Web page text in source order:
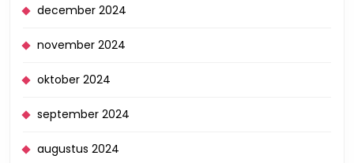
december 2024
november 2024
oktober 2024
september 2024
augustus 2024